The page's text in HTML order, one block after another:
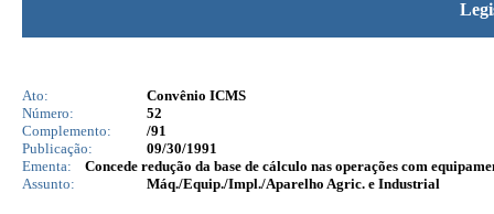
Ato:
Convênio ICMS
Número:
52
Complemento:
/91
Publicação:
09/30/1991
Ementa:
Concede redução da base de cálculo nas operações com
Assunto:
Máq./Equip./Impl./Aparelho Agric. e Industrial